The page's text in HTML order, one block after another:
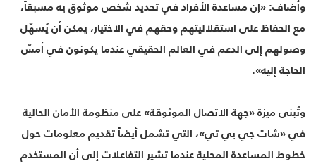
وأضاف: «إن مساعدة الأفراد في تحديد شخص موثوق به مسبقاً،
مع الحفاظ على استقلاليتهم وحقهم في الاختيار، يمكن أن يُسهّل
وصولهم إلى الدعم في العالم الحقيقي عندما يكونون في أمسّ
الحاجة إليه».
وتُبنى ميزة «جهة الاتصال الموثوقة» على منظومة الأمان الحالية
في «شات جي بي تي»، التي تشمل أيضاً تقديم معلومات حول
خطوط المساعدة المحلية عندما تشير التفاعلات إلى أن المستخدم